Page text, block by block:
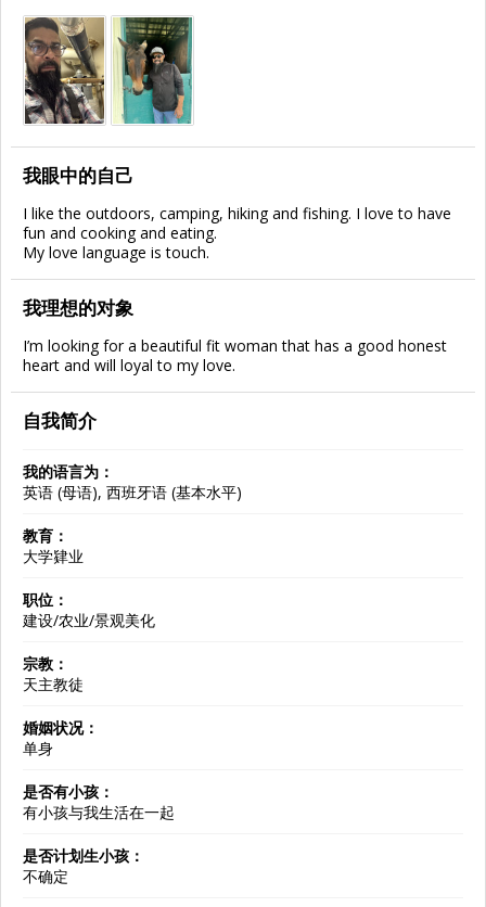
我眼中的自己
I like the outdoors, camping, hiking and fishing. I love to have
fun and cooking and eating.
My love language is touch.
我理想的对象
I’m looking for a beautiful fit woman that has a good honest
heart and will loyal to my love.
自我简介
我的语言为：
英语 (母语), 西班牙语 (基本水平)
教育：
大学肄业
职位：
建设/农业/景观美化
宗教：
天主教徒
婚姻状况：
单身
是否有小孩：
有小孩与我生活在一起
是否计划生小孩：
不确定